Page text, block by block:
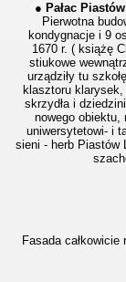
● Pałac
Pierwotna
kondygnacje i 9
1670 r. ( książę
stiukowe
urządziły tu
klasztoru klarysek,
skrzydła i
nowego obiektu,
uniwersytetowi- i
sieni - herb Piastów
Fasada